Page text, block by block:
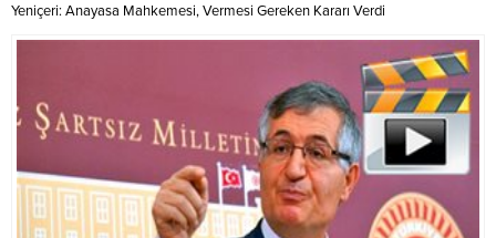
Yeniçeri: Anayasa Mahkemesi, Vermesi Gereken Kararı Verdi